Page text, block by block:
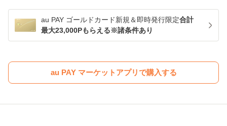
au PAY ゴールドカード新規＆即時発行限定合計
最大23,000Pもらえる※諸条件あり
au PAY マーケットアプリで購入する